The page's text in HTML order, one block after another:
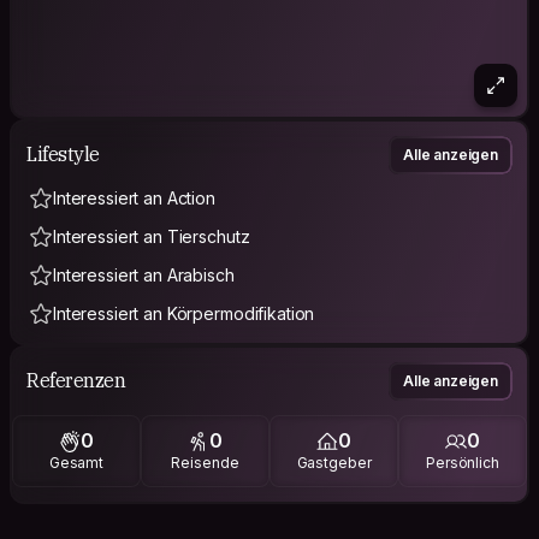
Lifestyle Alle anzeigen
Interessiert an Action
Interessiert an Tierschutz
Interessiert an Arabisch
Interessiert an Körpermodifikation
Referenzen Alle anzeigen
0
Gesamt
0
Reisende
0
Gastgeber
0
Persönlich